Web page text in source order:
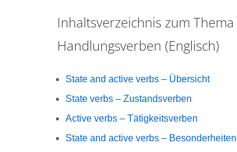
Inhaltsverzeichnis zum Thema
Handlungsverben (Englisch)
State and active verbs – Übersicht
State verbs – Zustandsverben
Active verbs – Tätigkeitsverben
State and active verbs – Besonderheiten